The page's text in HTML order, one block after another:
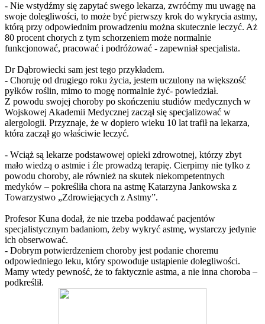
- Nie wstydźmy się zapytać swego lekarza, zwróćmy mu uwagę na
swoje dolegliwości, to może być pierwszy krok do wykrycia astmy,
którą przy odpowiednim prowadzeniu można skutecznie leczyć. Aż
80 procent chorych z tym schorzeniem może normalnie
funkcjonować, pracować i podróżować - zapewniał specjalista.
Dr Dąbrowiecki sam jest tego przykładem.
- Choruję od drugiego roku życia, jestem uczulony na większość
pyłków roślin, mimo to mogę normalnie żyć- powiedział.
Z powodu swojej choroby po skończeniu studiów medycznych w
Wojskowej Akademii Medycznej zaczął się specjalizować w
alergologii. Przyznaje, że w dopiero wieku 10 lat trafił na lekarza,
która zaczął go właściwie leczyć.
- Wciąż są lekarze podstawowej opieki zdrowotnej, którzy zbyt
mało wiedzą o astmie i źle prowadzą terapię. Cierpimy nie tylko z
powodu choroby, ale również na skutek niekompetentnych
medyków – pokreśliła chora na astmę Katarzyna Jankowska z
Towarzystwo „Zdrowiejących z Astmy”.
Profesor Kuna dodał, że nie trzeba poddawać pacjentów
specjalistycznym badaniom, żeby wykryć astmę, wystarczy jedynie
ich obserwować.
- Dobrym potwierdzeniem choroby jest podanie choremu
odpowiedniego leku, który spowoduje ustąpienie dolegliwości.
Mamy wtedy pewność, że to faktycznie astma, a nie inna choroba –
podkreślił.